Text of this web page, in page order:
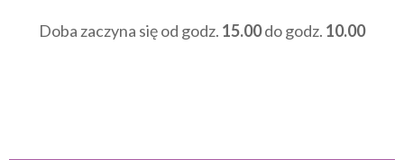
Doba zaczyna się od godz. 15.00do godz. 10.00